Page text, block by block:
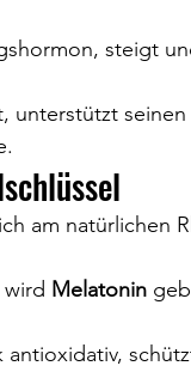
steigt
am natürlichen
Melatonin